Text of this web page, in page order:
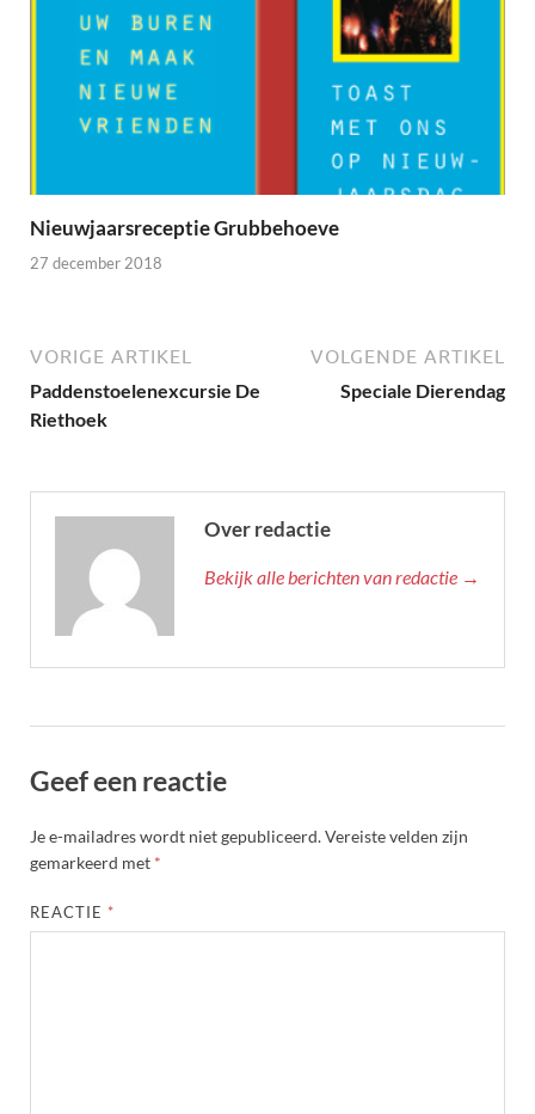
Nieuwjaarsreceptie Grubbehoeve
27 december 2018
VORIGE ARTIKEL
Paddenstoelenexcursie De
Riethoek
VOLGENDE ARTIKEL
Speciale Dierendag
Over redactie
Bekijk alle berichten van redactie →
Geef een reactie
Je e-mailadres wordt niet gepubliceerd.Vereiste velden zijn
gemarkeerd met *
REACTIE *